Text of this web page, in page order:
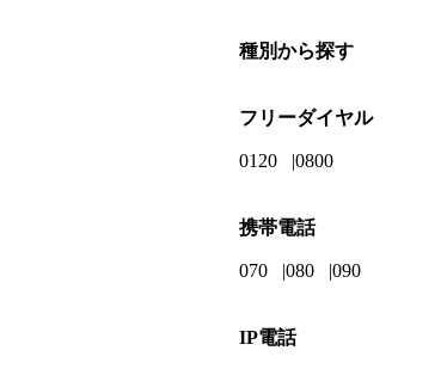
種別から探す
フリーダイヤル
0120 0800
携帯電話
070 080 090
IP電話